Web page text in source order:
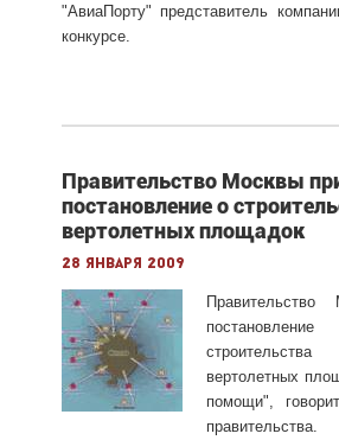
"АвиаПорту" представитель
конкурсе.
Правительство Москвы
постановление о
вертолетных площадок
28 января 2009
вертолетных
помощи",
правительства.